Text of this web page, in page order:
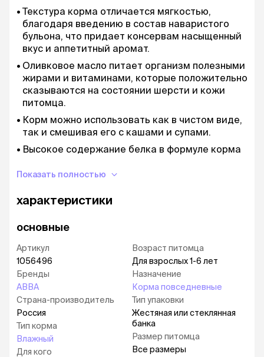
Текстура корма отличается мягкостью,
благодаря введению в состав наваристого
бульона, что придает консервам насыщенный
вкус и аппетитный аромат.
Оливковое масло питает организм полезными
жирами и витаминами, которые положительно
сказываются на состоянии шерсти и кожи
питомца.
Корм можно использовать как в чистом виде,
так и смешивая его с кашами и супами.
Высокое содержание белка в формуле корма
легкоусвояемыми элементами, позволяет
Витамины в составе питания благоприятно
Сбалансированное сочетание кальция и
фосфора обеспечивает кости и связки
животного всем необходимым.
Срок годности:
3 года с даты производства.
Хранить при температуре от 0°C до 25°C и
относительной влажности воздуха не более
75%. Открытую банку хранить в холодильнике
при температуре от 2°C до 6°C не более 2-х
суток.
Показать полностью
характеристики
основные
Артикул
1056496
Бренды
АВВА
Страна-производитель
Россия
Тип корма
Влажный
Для кого
Возраст питомца
Для взрослых 1-6 лет
Назначение
Корма повседневные
Тип упаковки
Жестяная или стеклянная
банка
Размер питомца
Все размеры